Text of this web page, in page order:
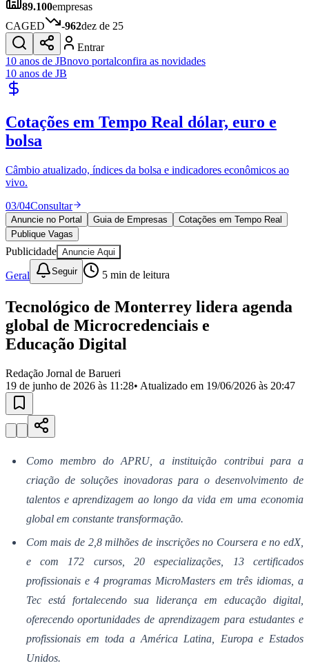
Gastronomia
Cinema & Shows
JogosNovo
Para Sua Empresa
Publicidade Legal
Política
Esportes
Cultura
Meio Ambiente
Obras
Educação
Bairros de Barueri
Selecione sua região Para notícias da sua região
AldeiaAldeia da SerraAldeia de BarueriAlphaville
JubranBelvalBethavilleBoa
Califórnia Carapicuíba
RegiãoCotia Cruz Preta Engenho Novo
MilitarItapeviJandiraJardim Audir Jardim Belval Jardim
CalifórniaJardim dos AltosJardim dos CamargosJardim
Esperança
JulioJardim Líbano
MutingaJardim Paraíso
Jardim Tupanci MutingaNova Aldeinha Osasco
Parque dos
CamargosParque Imperial Parque Santa LuziaParque VianaPirapora
do Bom JesusRecanto PhrynéaSantana de
do CondeVila Engenho Novo Vila MárciaVila Nossa Sra. da
EscadaVila PortoVotupoca
Guia de Empresas
Divulgar Vagas Novo
Publicidade Legal
Negócios Regionais
Turismo
Segurança Regional
Parques & Represas
89.100empresas
CAGED
-962dez de 25
Entrar
10 anos de JBnovo portalconfira as novidades
10 anos de JB
Cotações em Tempo Real dólar, euro e
bolsa
Câmbio atualizado, índices da bolsa e indicadores econômicos ao
vivo.
03/04Consultar
Anuncie no Portal Guia de Empresas
Cotações em Tempo Real
Publique Vagas
Publicidade Anuncie Aqui
Geral Seguir 5 min de leitura
Tecnológico de Monterrey lidera agenda
global de Microcredenciais e
Educação Digital
Redação Jornal de Barueri
19 de junho de 2026 às 11:28• Atualizado em 19/06/2026 às 20:47
Como membro do APRU, a instituição contribui para a
criação de soluções inovadoras para o desenvolvimento de
talentos e aprendizagem ao longo da vida em uma economia
global em constante transformação.
Com mais de 2,8 milhões de inscrições no Coursera e no edX,
e com 172 cursos, 20 especializações, 13 certificados
profissionais e 4 programas MicroMasters em três idiomas, a
Tec está fortalecendo sua liderança em educação digital,
oferecendo oportunidades de aprendizagem para estudantes e
profissionais em toda a América Latina, Europa e Estados
Unidos.